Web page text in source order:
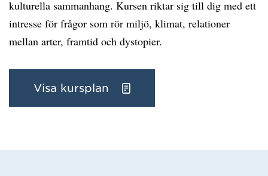
kulturella sammanhang. Kursen riktar sig till dig med ett
intresse för frågor som rör miljö, klimat, relationer
mellan arter, framtid och dystopier.
Visa kursplan